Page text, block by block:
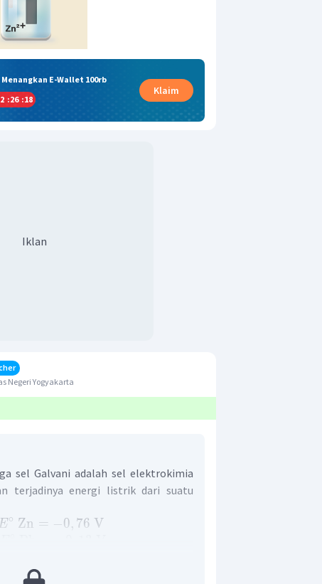
E-Wallet 100rb
:26 :17
Klaim
Iklan
Negeri Yogyakarta
sel Galvani adalah sel elektrokimia
terjadinya energi listrik dari suatu
E∘ Zn = −0, 76 V
> Zn, sehingga: